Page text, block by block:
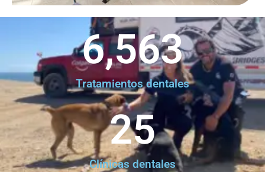
Tratamientos dentales
6,563
Clínicas dentales
25